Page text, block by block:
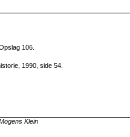
106.
1990, side 54.
Klein